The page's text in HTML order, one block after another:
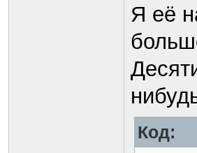
Я её
Код: